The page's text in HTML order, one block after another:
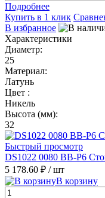
Подробнее
Купить в 1 клик
В избранное
Характеристики
Диаметр:
25
Материал:
Латунь
Цвет :
Никель
Высота (мм):
32
Быстрый просмотр
DS1022 0080 BB-P6
5 178.60 ₽ / шт
В корзину